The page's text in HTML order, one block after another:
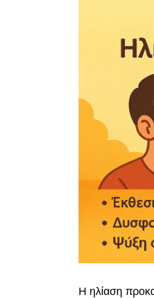
Η ηλίαση